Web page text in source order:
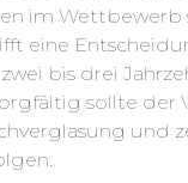
im Wettbewerb
eine
bis drei
sollte der
und